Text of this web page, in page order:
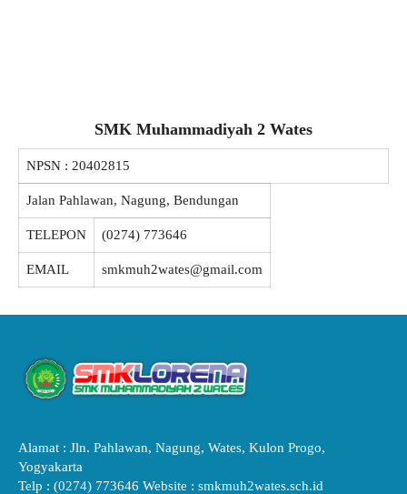
SMK Muhammadiyah 2 Wates
NPSN : 20402815
Jalan Pahlawan, Nagung, Bendungan
TELEPON (0274) 773646
EMAIL smkmuh2wates@gmail.com
Alamat : Jln. Pahlawan, Nagung, Wates, Kulon Progo,
Yogyakarta
Telp : (0274) 773646 Website : smkmuh2wates.sch.id